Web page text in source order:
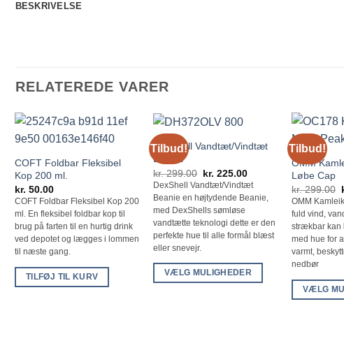
BESKRIVELSE
RELATEREDE VARER
COFT Foldbar Fleksibel
Kop 200 ml.
kr. 50.00
COFT Foldbar Fleksibel Kop 200
ml. En fleksibel foldbar kop til
brug på farten til en hurtig drink
ved depotet og lægges i lommen
til næste gang.
TILFØJ TIL KURV
Tilbud!
DexShell Vandtæt/Vindtæt
Beanie
kr.299.00 Den
oprindelige
pris
var:
kr. 299.00.
kr. 225.00Den
aktuelle
pris
er:
kr. 225.00.
DexShell Vandtæt/Vindtæt
Beanie en højtydende Beanie,
med DexShells sømløse
vandtætte teknologi dette er den
perfekte hue til alle formål blæst
eller snevejr.
VÆLG MULIGHEDER
Tilbud!
OMM
Løbe Cap
kr.299.00
OMM
fuld vind,
strækbar kan
med hue for
varmt,
nedbør
VÆLG